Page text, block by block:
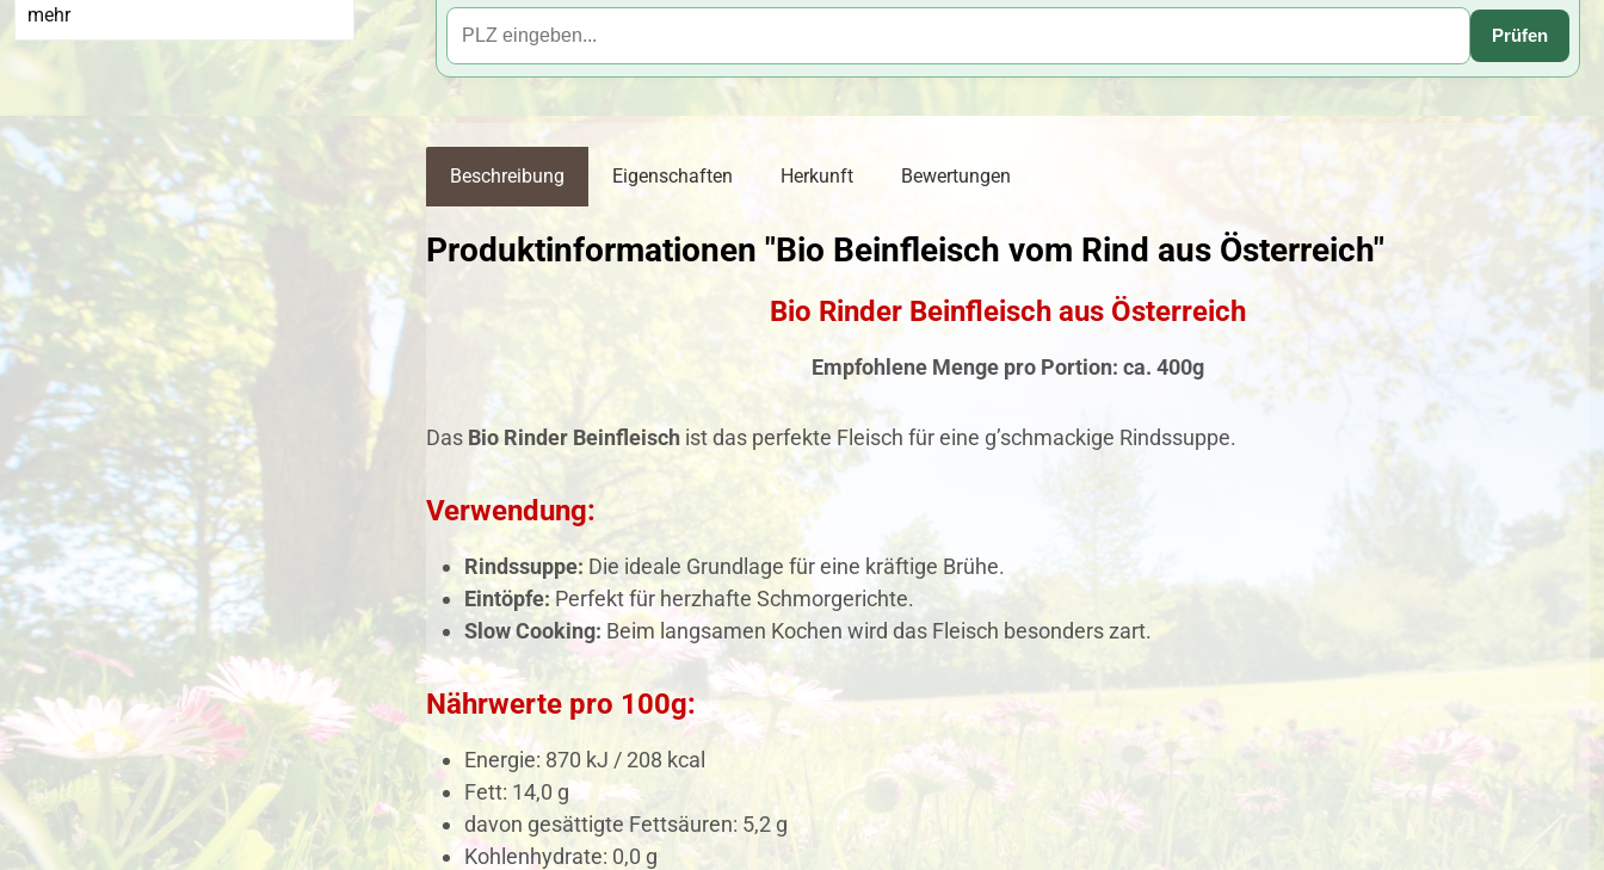
mehr
Prüfen
Beschreibung Eigenschaften Herkunft Bewertungen
Produktinformationen "Bio Beinfleisch vom Rind aus Österreich"
Bio Rinder Beinfleisch aus Österreich
Empfohlene Menge pro Portion: ca. 400g
Das Bio Rinder Beinfleisch ist das perfekte Fleisch für eine g’schmackige Rindssuppe.
Verwendung:
Rindssuppe: Die ideale Grundlage für eine kräftige Brühe.
Eintöpfe:Perfekt für herzhafte Schmorgerichte.
Slow Cooking: Beim langsamen Kochen wird das Fleisch besonders zart.
Nährwerte pro 100g:
Energie: 870 kJ / 208 kcal
Fett: 14,0 g
davon gesättigte Fettsäuren: 5,2 g
Kohlenhydrate: 0,0 g